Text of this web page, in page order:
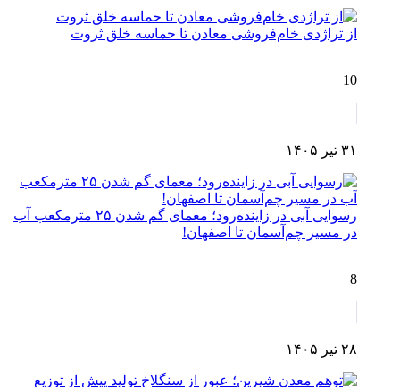
از تراژدی خام‌فروشی معادن تا حماسه خلق ثروت
10
۳۱ تیر ۱۴۰۵
رسوایی آبی در زاینده‌رود؛ معمای گم شدن ۲۵ مترمکعب آب
در مسیر چم‌آسمان تا اصفهان!
8
۲۸ تیر ۱۴۰۵